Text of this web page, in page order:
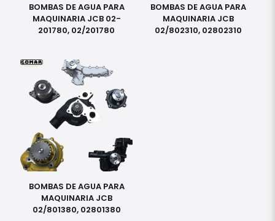
BOMBAS DE AGUA PARA
MAQUINARIA JCB 02-
201780, 02/201780
BOMBAS DE AGUA PARA
MAQUINARIA JCB
02/802310, 02802310
BOMBAS DE AGUA PARA
MAQUINARIA JCB
02/801380, 02801380